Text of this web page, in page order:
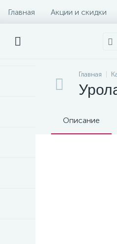
Главная Акции и скидки
Главная
Описание